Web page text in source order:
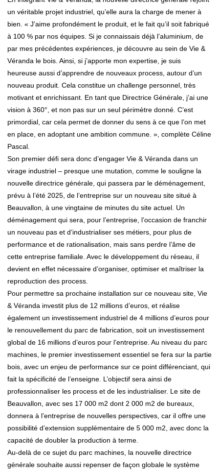
un véritable projet industriel, qu’elle aura la charge de mener à
bien. « J’aime profondément le produit, et le fait qu’il soit fabriqué
à 100 % par nos équipes. Si je connaissais déjà l’aluminium, de
par mes précédentes expériences, je découvre au sein de Vie &
Véranda le bois. Ainsi, si j’apporte mon expertise, je suis
heureuse aussi d’apprendre de nouveaux process, autour d’un
nouveau produit. Cela constitue un challenge personnel, très
motivant et enrichissant. En tant que Directrice Générale, j’ai une
vision à 360°, et non pas sur un seul périmètre donné. C’est
primordial, car cela permet de donner du sens à ce que l’on met
en place, en adoptant une ambition commune. », complète Céline
Pascal.
Son premier défi sera donc d’engager Vie & Véranda dans un
virage industriel – presque une mutation, comme le souligne la
nouvelle directrice générale, qui passera par le déménagement,
prévu à l’été 2025, de l’entreprise sur un nouveau site situé à
Beauvallon, à une vingtaine de minutes du site actuel. Un
déménagement qui sera, pour l’entreprise, l’occasion de franchir
un nouveau pas et d’industrialiser ses métiers, pour plus de
performance et de rationalisation, mais sans perdre l’âme de
cette entreprise familiale. Avec le développement du réseau, il
devient en effet nécessaire d’organiser, optimiser et maîtriser la
reproduction des process.
Pour permettre sa prochaine installation sur ce nouveau site, Vie
& Véranda investit plus de 12 millions d’euros, et réalise
également un investissement industriel de 4 millions d’euros pour
le renouvellement du parc de fabrication, soit un investissement
global de 16 millions d’euros pour l’entreprise. Au niveau du parc
machines, le premier investissement essentiel se fera sur la partie
bois, avec un enjeu de performance sur ce point différenciant, qui
fait la spécificité de l’enseigne. L’objectif sera ainsi de
professionnaliser les process et de les industrialiser. Le site de
Beauvallon, avec ses 17 000 m2 dont 2 000 m2 de bureaux,
donnera à l’entreprise de nouvelles perspectives, car il offre une
possibilité d’extension supplémentaire de 5 000 m2, avec donc la
capacité de doubler la production à terme.
Au-delà de ce sujet du parc machines, la nouvelle directrice
générale souhaite aussi repenser de façon globale le système